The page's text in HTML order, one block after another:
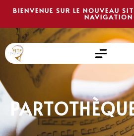
BIENVENUE SUR LE NOUVEAU